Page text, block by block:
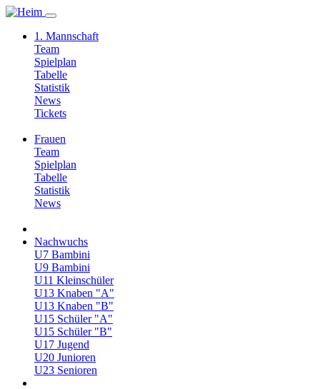
1. Mannschaft
Team
Spielplan
Tabelle
Statistik
News
Tickets
Frauen
Team
Spielplan
Tabelle
Statistik
News
Nachwuchs
U7 Bambini
U9 Bambini
U11 Kleinschüler
U13 Knaben "A"
U13 Knaben "B"
U15 Schüler "A"
U15 Schüler "B"
U17 Jugend
U20 Junioren
U23 Senioren